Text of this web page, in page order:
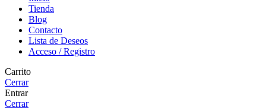
Tienda
Blog
Contacto
Lista de Deseos
Acceso / Registro
Carrito
Cerrar
Entrar
Cerrar